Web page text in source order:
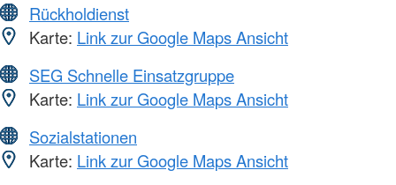
Rückholdienst
Karte: Link zur Google Maps Ansicht
SEG Schnelle Einsatzgruppe
Karte: Link zur Google Maps Ansicht
Sozialstationen
Karte: Link zur Google Maps Ansicht